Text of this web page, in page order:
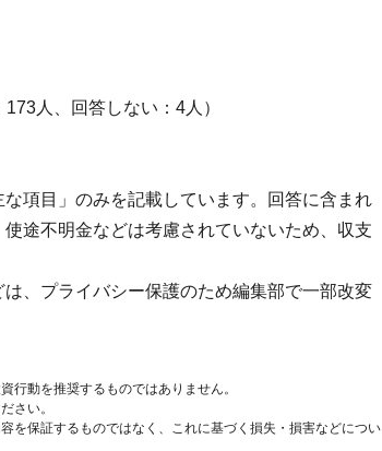
人、回答しない：4人）
項目」のみを記載しています。回答に含まれ
途不明金などは考慮されていないため、収支
、プライバシー保護のため編集部で一部改変
行動を推奨するものではありません。
さい。
を保証するものではなく、これに基づく損失・損害などについ